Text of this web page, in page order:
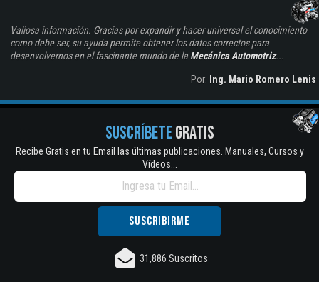
Valiosa información. Gracias por expandir y hacer universal el conocimiento
como debe ser, su ayuda permite obtener los datos correctos para
desenvolvernos en el fascinante mundo de la Mecánica Automotriz...
Por: Ing. Mario Romero Lenis
SUSCRÍBETEGRATIS
Recibe Gratis en tu Email las últimas publicaciones. Manuales, Cursos y
Vídeos...
31,886 Suscritos